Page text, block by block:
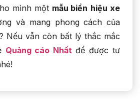
mình một mẫu biển hiệu xe
và mang phong cách của
Nếu vẫn còn bất lý thắc mắc
Quảng cáo Nhất để được tư